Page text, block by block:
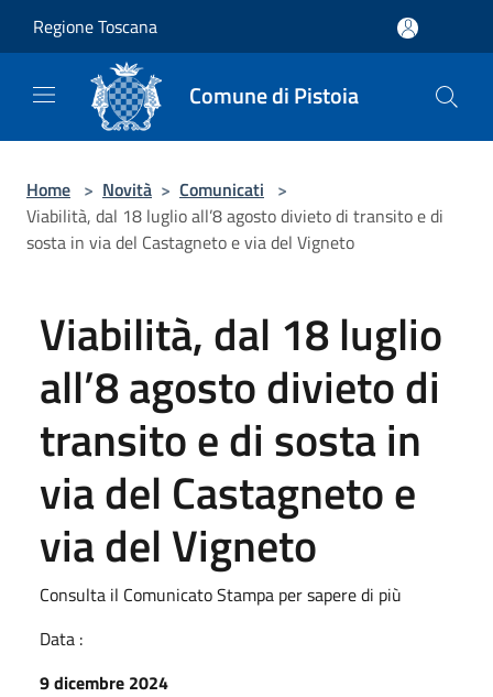
Regione Toscana
Comune di Pistoia
Home > Novità > Comunicati >
Viabilità, dal 18 luglio all’8 agosto divieto di transito e di
sosta in via del Castagneto e via del Vigneto
Viabilità, dal 18 luglio
all’8 agosto divieto di
transito e di sosta in
via del Castagneto e
via del Vigneto
Consulta il Comunicato Stampa per sapere di più
Data :
9 dicembre 2024